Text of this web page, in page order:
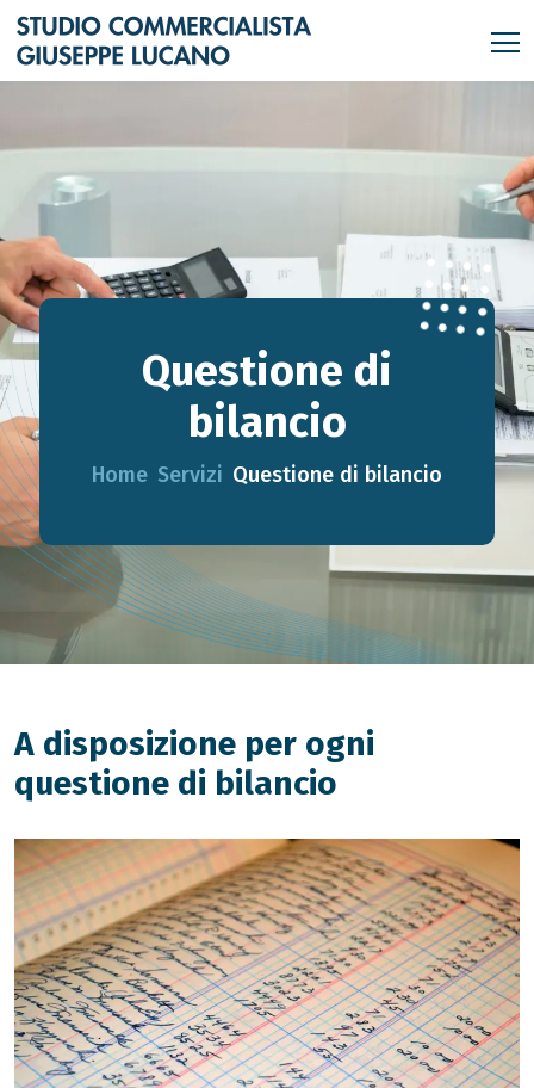
Questione di
bilancio
Home Servizi Questione di bilancio
A disposizione per ogni
questione di bilancio